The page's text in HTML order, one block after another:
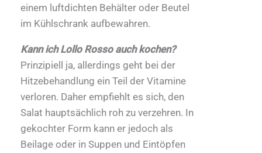
einem luftdichten Behälter oder Beutel
im Kühlschrank aufbewahren.
Kann ich Lollo Rosso auch kochen?
Prinzipiell ja, allerdings geht bei der
Hitzebehandlung ein Teil der Vitamine
verloren. Daher empfiehlt es sich, den
Salat hauptsächlich roh zu verzehren. In
gekochter Form kann er jedoch als
Beilage oder in Suppen und Eintöpfen